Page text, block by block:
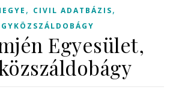
, CIVIL ADATBÁZIS,
Egyesület,